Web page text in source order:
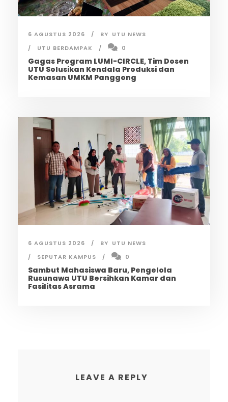
6 AGUSTUS 2026 BY UTU NEWS
UTU BERDAMPAK
0
Gagas Program LUMI-CIRCLE, Tim Dosen
UTU Solusikan Kendala Produksi dan
Kemasan UMKM Panggong
6 AGUSTUS 2026 BY UTU NEWS
SEPUTAR KAMPUS
0
Sambut Mahasiswa Baru, Pengelola
Rusunawa UTU Bersihkan Kamar dan
Fasilitas Asrama
LEAVE A REPLY